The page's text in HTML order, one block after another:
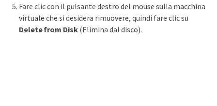
Fare clic con il pulsante destro del mouse sulla macchina
virtuale che si desidera rimuovere, quindi fare clic su
Delete from Disk(Elimina dal disco).